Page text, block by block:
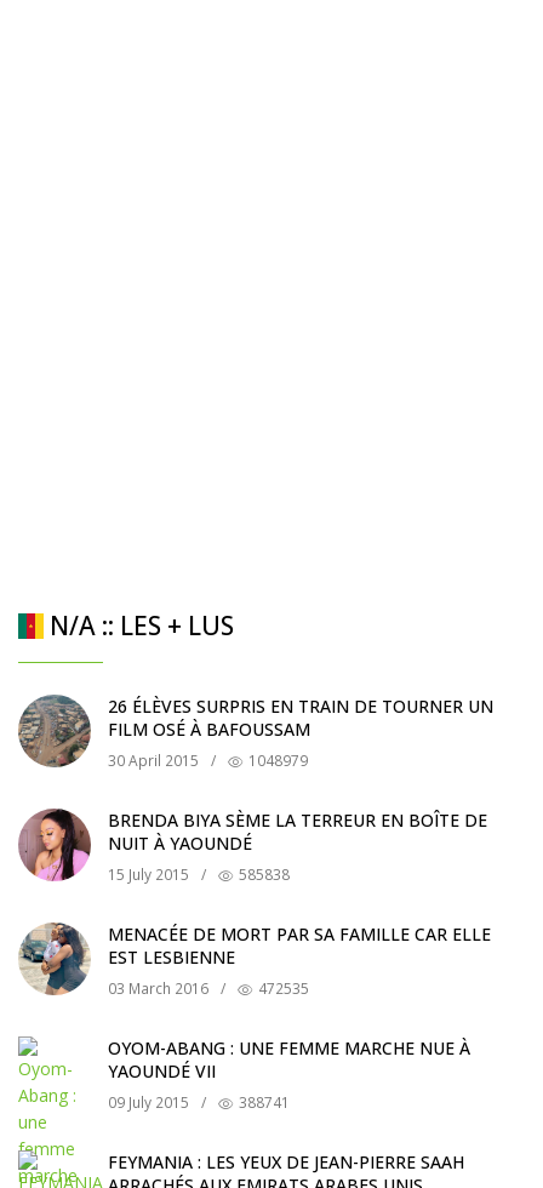
N/A :: LES + LUS
26 ÉLÈVES SURPRIS EN TRAIN DE TOURNER UN
FILM OSÉ À BAFOUSSAM
30 April 2015 / 1048979
BRENDA BIYA SÈME LA TERREUR EN BOÎTE DE
NUIT À YAOUNDÉ
15 July 2015 / 585838
MENACÉE DE MORT PAR SA FAMILLE CAR ELLE
EST LESBIENNE
03 March 2016 / 472535
OYOM-ABANG : UNE FEMME MARCHE NUE À
YAOUNDÉ VII
09 July 2015 / 388741
FEYMANIA : LES YEUX DE JEAN-PIERRE SAAH